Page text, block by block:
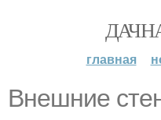
главная
Внешние